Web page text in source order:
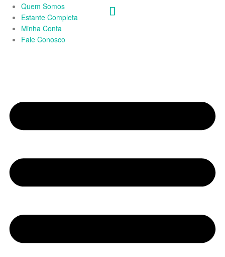
Quem Somos
Estante Completa
Minha Conta
Fale Conosco